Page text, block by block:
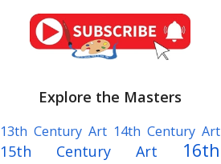
Explore the Masters
13th Century Art 14th Century Art
15th Century Art
16th